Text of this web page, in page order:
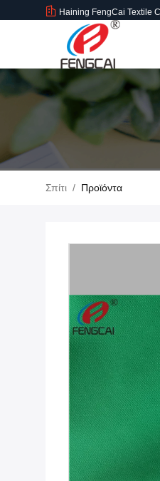
Haining FengCai Textile
Σπίτι / Προϊόντα